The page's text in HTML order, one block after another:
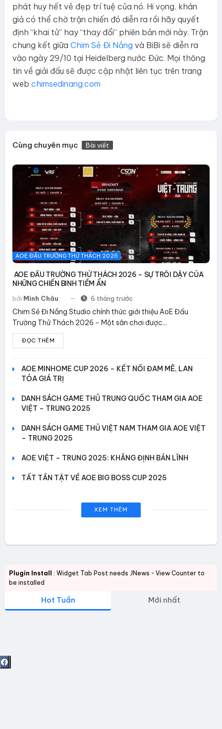
phát huy hết vẻ đẹp trí tuệ của nó. Hi vọng, khán
giả có thể chờ trận chiến đó diễn ra rồi hãy quyết
định “khai tử” hay “thay đổi” phiên bản mới này. Trận
chung kết giữa Chim Sẻ Đi Nắng và BiBi sẽ diễn ra
vào ngày 29/10 tại Heidelberg nước Đức. Mọi thông
tin về giải đấu sẽ được cập nhật liên tục trên trang
web chimsedinang.com
Cùng chuyên mục Bài viết
AOE ĐẤU TRƯỜNG THỬ THÁCH 2026
AOE ĐẤU TRƯỜNG THỬ THÁCH 2026 – SỰ TRỖI DẬY CỦA
NHỮNG CHIẾN BINH TIỀM ẨN
bởi Minh Châu 6 tháng trước
Chim Sẻ Đi Nắng Studio chính thức giới thiệu AoE Đấu
Trường Thử Thách 2026 - Một sân chơi được...
ĐỌC THÊM
AOE MINHOME CUP 2026 – KẾT NỐI ĐAM MÊ, LAN
TỎA GIÁ TRỊ
DANH SÁCH GAME THỦ TRUNG QUỐC THAM GIA AOE
VIỆT – TRUNG 2025
DANH SÁCH GAME THỦ VIỆT NAM THAM GIA AOE VIỆT
– TRUNG 2025
AOE VIỆT – TRUNG 2025: KHẲNG ĐỊNH BẢN LĨNH
TẤT TẦN TẬT VỀ AOE BIG BOSS CUP 2025
XEM THÊM
Plugin Install : Widget Tab Post needs JNews - View Counter to
be installed
Hot Tuần Mới nhất